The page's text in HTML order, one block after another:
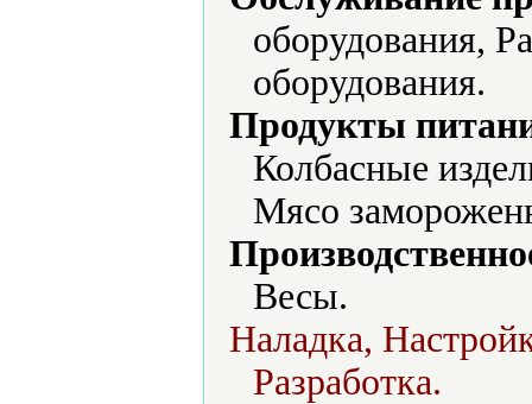
оборудования,
оборудования.
Продукты
Колбасные
Мясо
Весы.
Наладка,
Разработка.